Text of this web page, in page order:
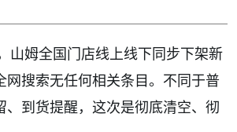
山姆全国门店线上线下同步下架新
网搜索无任何相关条目。不同于普
、到货提醒，这次是彻底清空、彻